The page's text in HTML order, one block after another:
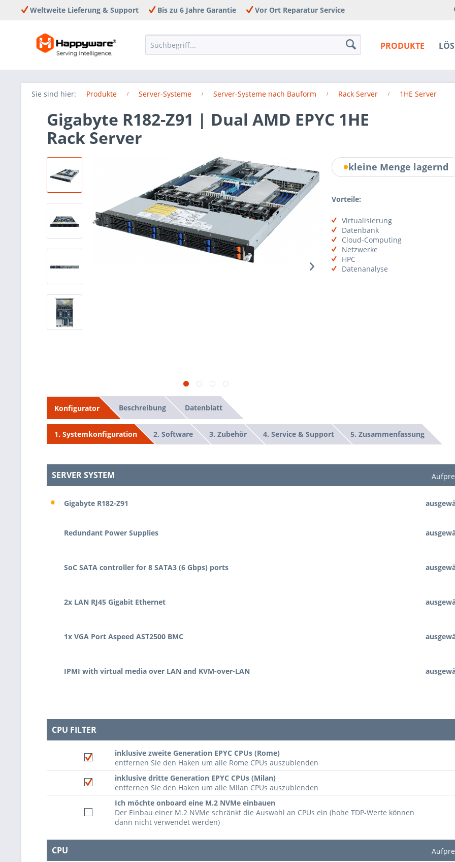
Weltweite Lieferung & Support Bis zu 6 Jahre Garantie Vor Ort Reparatur Service
PRODUKTE
Sie sind hier: Produkte Server-Systeme Server-Systeme nach Bauform Rack Server 1HE Server
Gigabyte R182-Z91 | Dual AMD EPYC 1HE
Rack Server
kleine Menge lagernd
Vorteile:
Virtualisierung
Datenbank
Cloud-Computing
Netzwerke
HPC
Datenanalyse
Konfigurator Beschreibung Datenblatt
1. Systemkonfiguration 2. Software 3. Zubehör 4. Service & Support 5. Zusammenfassung
SERVER SYSTEM
• Gigabyte R182-Z91
Redundant Power Supplies
SoC SATA controller for 8 SATA3 (6 Gbps) ports
2x LAN RJ45 Gigabit Ethernet
1x VGA Port Aspeed AST2500 BMC
IPMI with virtual media over LAN and KVM-over-LAN
CPU FILTER
inklusive zweite Generation EPYC CPUs (Rome)
entfernen Sie den Haken um alle Rome CPUs auszublenden
inklusive dritte Generation EPYC CPUs (Milan)
entfernen Sie den Haken um alle Milan CPUs auszublenden
Ich möchte onboard eine M.2 NVMe einbauen
Der Einbau einer M.2 NVMe schränkt die Auswahl an CPUs ein (hohe TDP-Werte können
dann nicht verwendet werden)
CPU